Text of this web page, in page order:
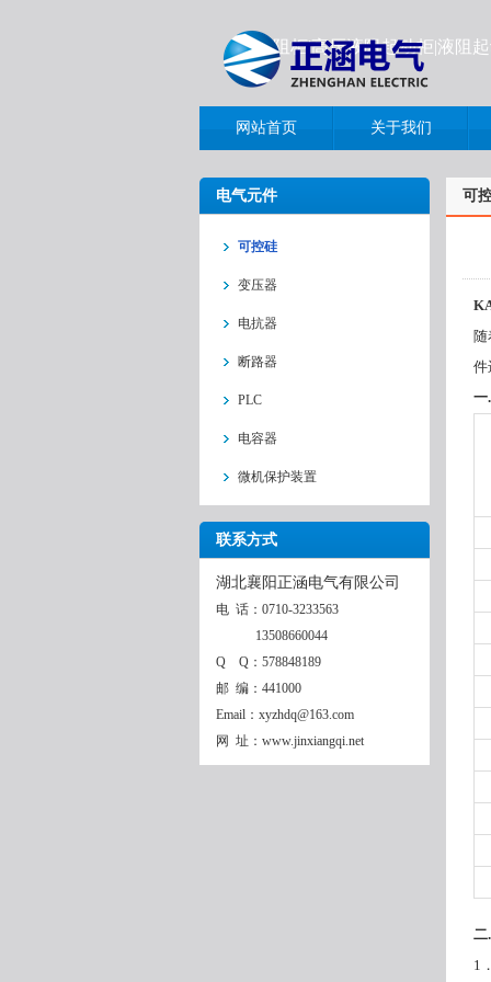
液阻柜|高压液阻起动柜|液阻
网站首页 关于我们
电气元件
可控硅
变压器
电抗器
断路器
PLC
电容器
微机保护装置
联系方式
湖北襄阳正涵电气有限公司
电 话：0710-3233563
13508660044
Q Q：578848189
邮 编：441000
Email：xyzhdq@163.com
网 址：www.jinxiangqi.net
可
件
一.
二
1